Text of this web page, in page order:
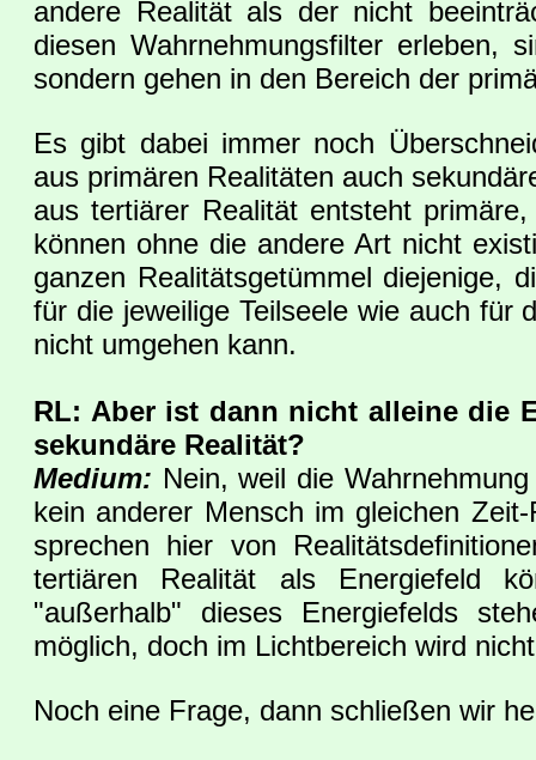
andere Realität als der nicht
diesen Wahrnehmungsfilter erleben,
sondern gehen in den Bereich der
Es gibt dabei immer noch
aus primären Realitäten auch
aus tertiärer Realität entsteht
können ohne die andere Art nicht
ganzen Realitätsgetümmel diejenige,
für die jeweilige Teilseele wie auch für
nicht umgehen kann.
RL: Aber ist dann nicht alleine die
sekundäre Realität?
Medium: Nein, weil die
kein anderer Mensch im gleichen
sprechen hier von
tertiären Realität als Energiefeld
"außerhalb" dieses Energiefelds
möglich, doch im Lichtbereich wird
Noch eine Frage, dann schließen wir